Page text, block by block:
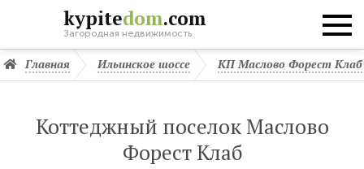
kypitedom.com
Загородная недвижимость
Главная Ильинское шоссе КП Маслово Форест Клаб
Коттеджный поселок Маслово
Форест Клаб